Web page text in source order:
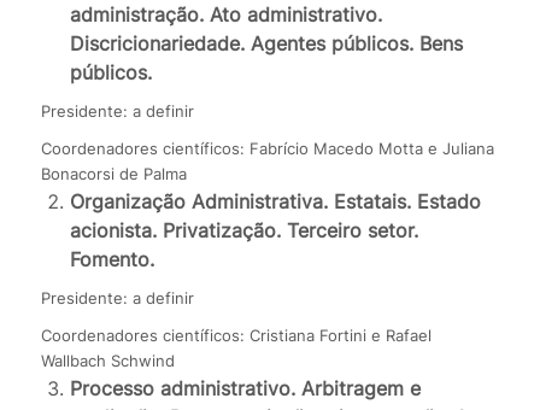
administração. Ato administrativo.
Discricionariedade. Agentes públicos. Bens
públicos.
Presidente: a definir
Coordenadores científicos: Fabrício Macedo Motta e Juliana
Bonacorsi de Palma
Organização Administrativa. Estatais. Estado
acionista. Privatização. Terceiro setor.
Fomento.
Presidente: a definir
Coordenadores científicos: Cristiana Fortini e Rafael
Wallbach Schwind
Processo administrativo. Arbitragem e